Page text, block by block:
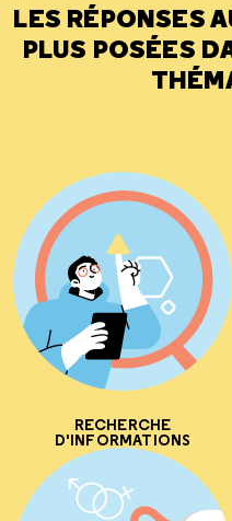
LES RÉPONSES
PLUS POSÉES
RECHERCHE
D'INFORMATIONS